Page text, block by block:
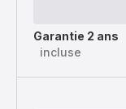
Garantie 2 ans
incluse